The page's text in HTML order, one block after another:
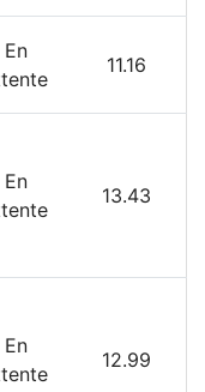
En
11.16
En
13.43
En
12.99